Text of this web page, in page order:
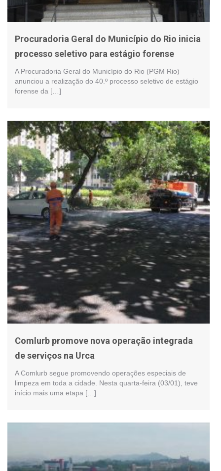
Procuradoria Geral do Município do Rio inicia
processo seletivo para estágio forense
A Procuradoria Geral do Município do Rio (PGM Rio)
anunciou a realização do 40.º processo seletivo de estágio
forense da […]
Comlurb promove nova operação integrada
de serviços na Urca
A Comlurb segue promovendo operações especiais de
limpeza em toda a cidade. Nesta quarta-feira (03/01), teve
início mais uma etapa […]